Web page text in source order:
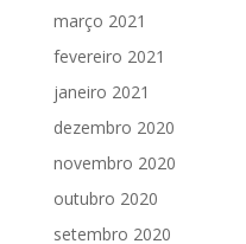
março 2021
fevereiro 2021
janeiro 2021
dezembro 2020
novembro 2020
outubro 2020
setembro 2020